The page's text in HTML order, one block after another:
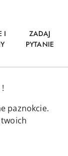
I
ZADAJ
PYTANIE
paznokcie.